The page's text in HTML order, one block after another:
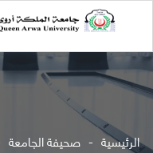
الرئيسية صحيفة الجامعة